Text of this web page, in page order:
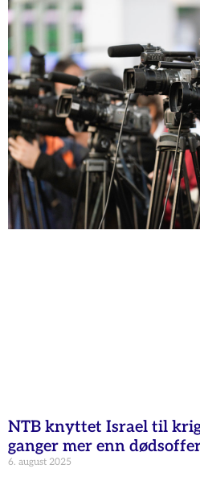
NTB knyttet Israel til
ganger mer enn
6. august 2025